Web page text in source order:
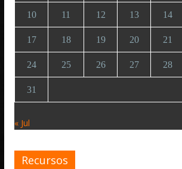
10 11 12 13 14
17 18 19 20 21
24 25 26 27 28
31
« Jul
Recursos